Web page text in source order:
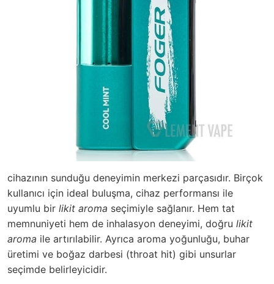
cihazının sunduğu deneyimin merkezi parçasıdır. Birçok
kullanıcı için ideal buluşma, cihaz performansı ile
uyumlu bir likit aroma seçimiyle sağlanır. Hem tat
memnuniyeti hem de inhalasyon deneyimi, doğru likit
aroma ile artırılabilir. Ayrıca aroma yoğunluğu, buhar
üretimi ve boğaz darbesi (throat hit) gibi unsurlar
seçimde belirleyicidir.